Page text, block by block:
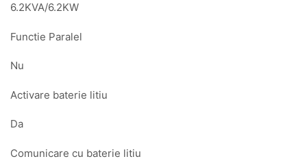
6.2KVA/6.2KW
Functie Paralel
Nu
Activare baterie litiu
Da
Comunicare cu baterie litiu